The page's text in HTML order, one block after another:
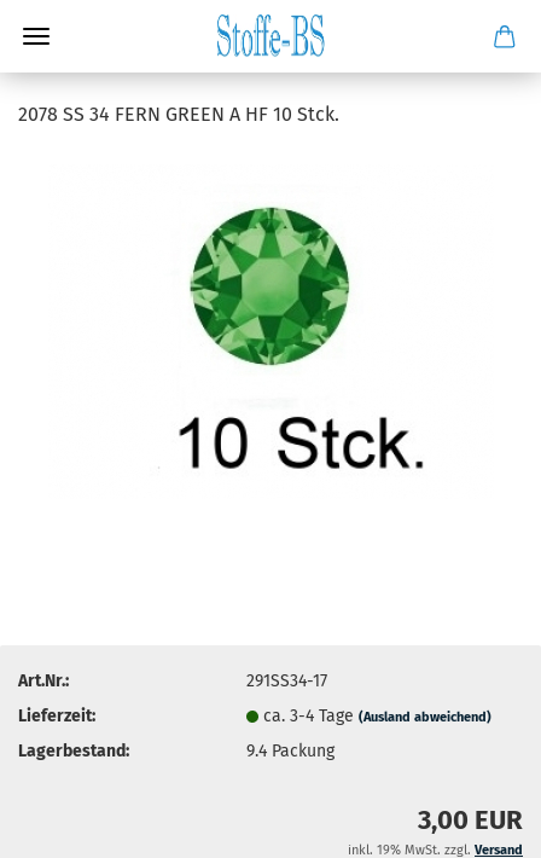
2078 SS 34 FERN GREEN A HF 10 Stck.
Art.Nr.:
291SS34-17
Lieferzeit:
ca. 3-4 Tage(Ausland abweichend)
Lagerbestand: 9.4 Packung
3,00 EUR
inkl. 19% MwSt. zzgl. Versand